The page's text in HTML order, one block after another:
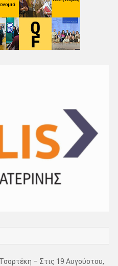
– Στις 19 Αυγούστου,